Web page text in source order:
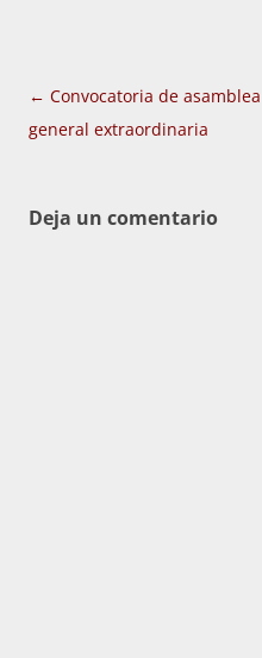
Navegación
de
← Convocatoria de asamblea
general extraordinaria
Deja un comentario